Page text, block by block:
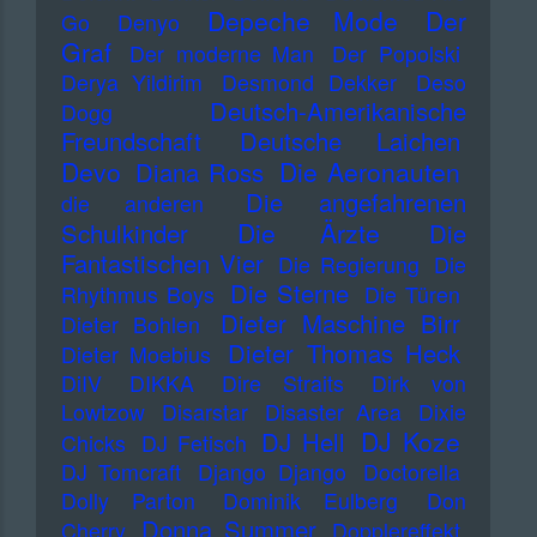
Go
Denyo Depeche Mode
Der
Graf
Der moderne Man
Der Popolski
Derya Yildirim
Desmond Dekker
Deso
Dogg
Deutsch-Amerikanische
Freundschaft
Deutsche Laichen
Devo Diana Ross Die Aeronauten
die anderen
Die angefahrenen
Schulkinder
Die Ärzte
Die
Fantastischen Vier Die Regierung Die
Rhythmus Boys Die Sterne Die Türen
Dieter Bohlen
Dieter Maschine Birr
Dieter Moebius Dieter Thomas Heck
DiIV DIKKA Dire Straits
Dirk von
Lowtzow
Disarstar Disaster Area
Dixie
Chicks DJ Fetisch DJ Hell DJ Koze
DJ Tomcraft Django Django
Doctorella
Dolly Parton
Dominik Eulberg
Don
Cherry Donna Summer Dopplereffekt